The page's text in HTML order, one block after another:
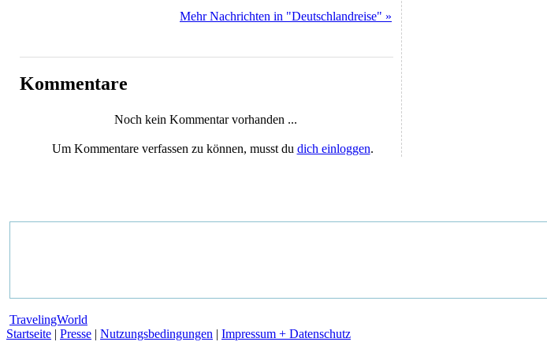
Mehr Nachrichten in "Deutschlandreise" »
Kommentare
Noch kein Kommentar vorhanden ...
Um Kommentare verfassen zu können, musst du dich einloggen.
TravelingWorld
Startseite | Presse | Nutzungsbedingungen | Impressum + Datenschutz